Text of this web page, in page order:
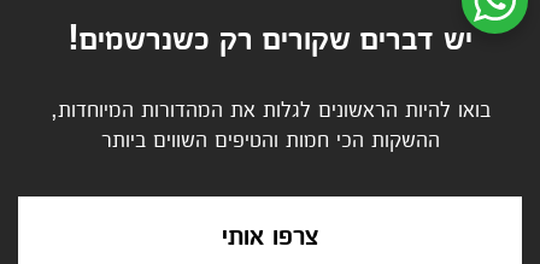
יש דברים שקורים רק כשנרשמים!
בואו להיות הראשונים לגלות את המהדורות המיוחדות,
ההשקות הכי חמות והטיפים השווים ביותר
צרפו אותי
שיחת ווטסאפ עם שירות הלקוחות